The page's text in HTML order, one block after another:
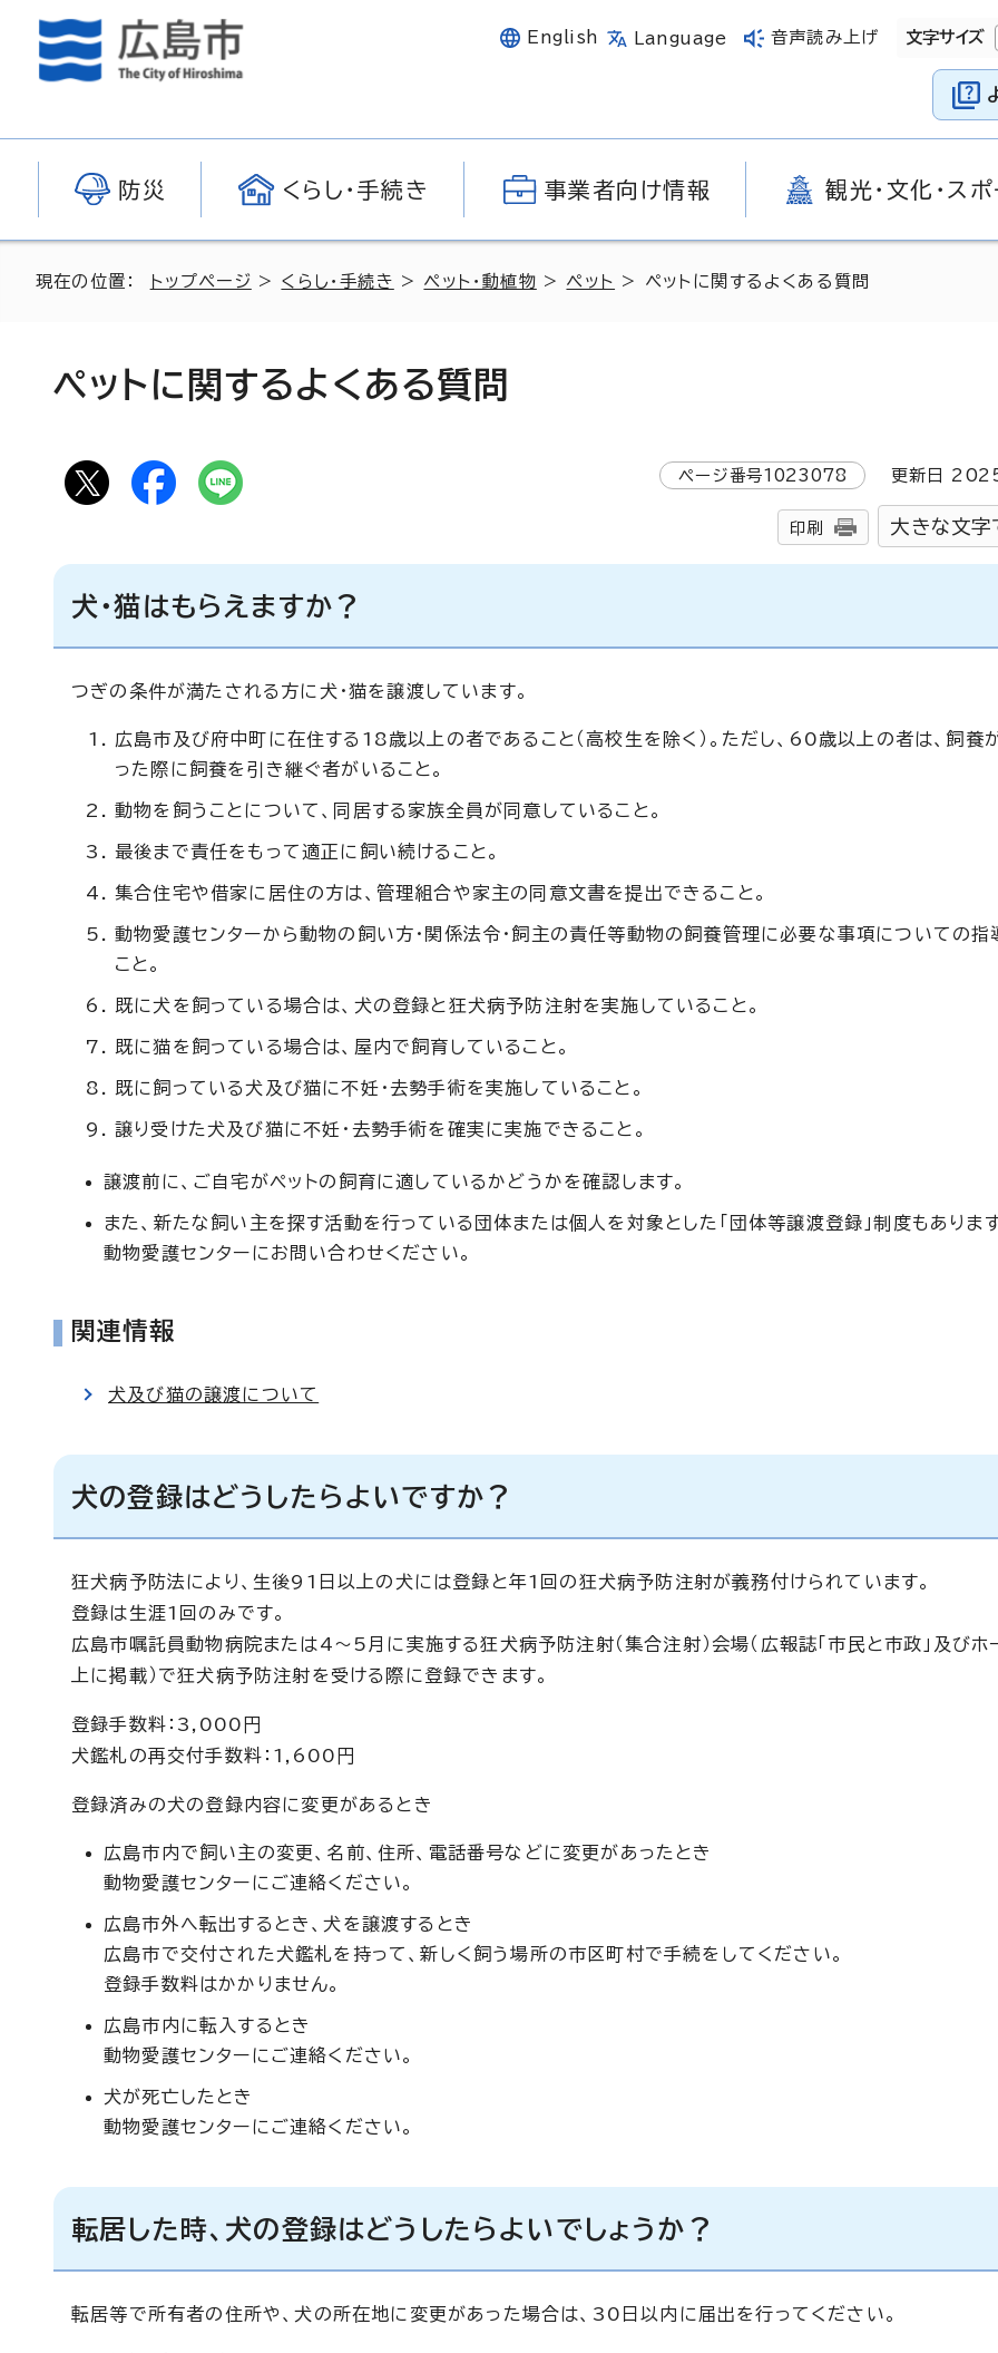
English Language 音声読み上げ 文字サイズ
防災 くらし・手続き 事業者向け情報 観光・文化・ス
現在の位置： トップページ > くらし・手続き > ペット・動植物 > ペット > ペットに関するよくある質問
ペットに関するよくある質問
ページ番号1023078 更新日
印刷 大きな文字
犬・猫はもらえますか？
つぎの条件が満たされる方に犬・猫を譲渡しています。
広島市及び府中町に在住する18歳以上の者であること（高校生を除く）。ただし、60歳以上の者は、飼養
った際に飼養を引き継ぐ者がいること。
動物を飼うことについて、同居する家族全員が同意していること。
最後まで責任をもって適正に飼い続けること。
集合住宅や借家に居住の方は、管理組合や家主の同意文書を提出できること。
動物愛護センターから動物の飼い方・関係法令・飼主の責任等動物の飼養管理に必要な事項についての指
こと。
既に犬を飼っている場合は、犬の登録と狂犬病予防注射を実施していること。
既に猫を飼っている場合は、屋内で飼育していること。
既に飼っている犬及び猫に不妊・去勢手術を実施していること。
譲り受けた犬及び猫に不妊・去勢手術を確実に実施できること。
譲渡前に、ご自宅がペットの飼育に適しているかどうかを確認します。
また、新たな飼い主を探す活動を行っている団体または個人を対象とした「団体等譲渡登録」制度もありま
動物愛護センターにお問い合わせください。
関連情報
犬及び猫の譲渡について
犬の登録はどうしたらよいですか？
狂犬病予防法により、生後91日以上の犬には登録と年1回の狂犬病予防注射が義務付けられています。
登録は生涯1回のみです。
広島市嘱託員動物病院または4～5月に実施する狂犬病予防注射（集合注射）会場（広報誌「市民と市政」及びホ
上に掲載）で狂犬病予防注射を受ける際に登録できます。
登録手数料：3,000円
犬鑑札の再交付手数料：1,600円
登録済みの犬の登録内容に変更があるとき
広島市内で飼い主の変更、名前、住所、電話番号などに変更があったとき
動物愛護センターにご連絡ください。
広島市外へ転出するとき、犬を譲渡するとき
広島市で交付された犬鑑札を持って、新しく飼う場所の市区町村で手続をしてください。
登録手数料はかかりません。
広島市内に転入するとき
動物愛護センターにご連絡ください。
犬が死亡したとき
動物愛護センターにご連絡ください。
転居した時、犬の登録はどうしたらよいでしょうか？
転居等で所有者の住所や、犬の所在地に変更があった場合は、30日以内に届出を行ってください。